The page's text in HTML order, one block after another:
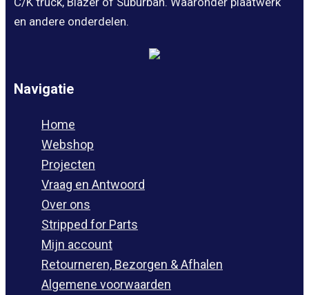
en andere onderdelen.
Navigatie
Home
Webshop
Projecten
Vraag en Antwoord
Over ons
Stripped for Parts
Mijn account
Retourneren, Bezorgen & Afhalen
Algemene voorwaarden